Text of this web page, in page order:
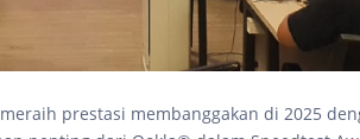
prestasi membanggakan di 2025